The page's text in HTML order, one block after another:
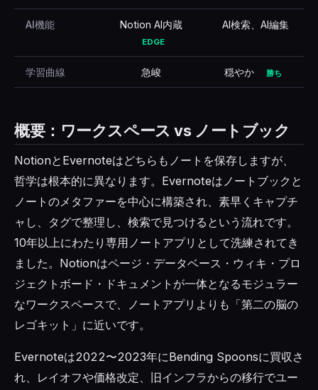
AI機能 Notion AI内蔵
EDGE
AI検索、AI編集
学習曲線 急峻 穏やか 勝ち
概要：ワークスペース vs ノートブック
NotionとEvernoteはどちらもノートを保存しますが、
哲学は根本的に異なります。Evernoteはノートブックと
ノートのメタファーを中心に構築され、素早くキャプチ
ャし、タグで整理し、検索で見つけるという流れです。
10年以上にわたり専用ノートアプリとして洗練されてき
ました。Notionはページ・データベース・ウィキ・プロ
ジェクトボード・ドキュメントが一体となるモジュラー
なワークスペースで、ノートアプリよりも「第二の脳の
レゴキット」に近いです。
Evernoteは2022〜2023年にBending Spoonsに買収さ
れ、レイオフや価格改定、旧インフラからの移行でユー